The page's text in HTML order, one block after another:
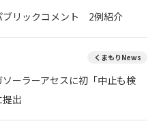
ブリックコメント 2例紹介
くまもりNews
ーラーアセスに初「中止も検
出